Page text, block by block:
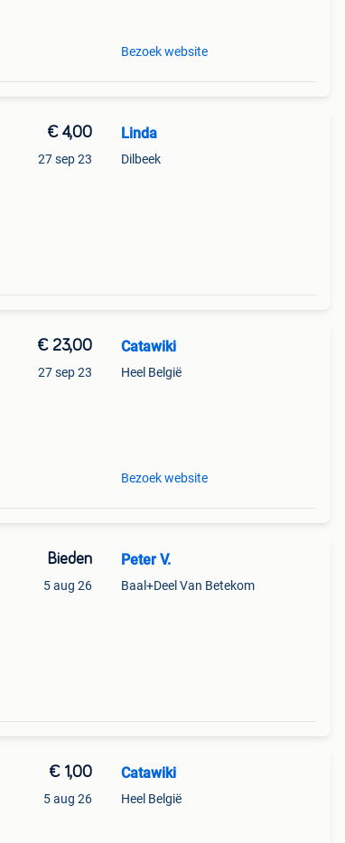
Bezoek website
€ 4,00
27 sep 23
Linda
Dilbeek
€ 23,00
27 sep 23
Catawiki
Heel België
Bezoek website
Bieden
5 aug 26
Peter V.
Baal+Deel Van Betekom
€ 1,00
5 aug 26
Catawiki
Heel België